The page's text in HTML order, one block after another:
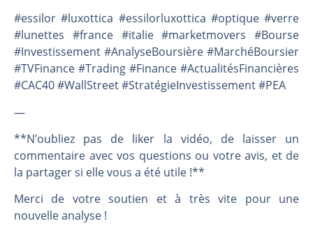
#essilor #luxottica #essilorluxottica #optique #verre
#lunettes #france #italie #marketmovers #Bourse
#Investissement #AnalyseBoursière #MarchéBoursier
#TVFinance #Trading #Finance #ActualitésFinancières
#CAC40 #WallStreet #StratégieInvestissement #PEA
—
**N’oubliez pas de liker la vidéo, de laisser un
commentaire avec vos questions ou votre avis, et de
la partager si elle vous a été utile !**
Merci de votre soutien et à très vite pour une
nouvelle analyse !